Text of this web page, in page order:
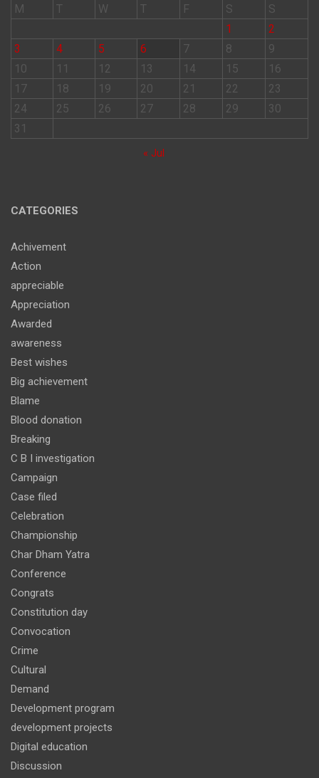
M T W T F S
S
1
2
3
4 5 6 7 8
9
10
11 12 13 14 15
16
17
18 19 20 21 22
23
24
25 26 27 28 29
30
31
« Jul
CATEGORIES
Achivement
Action
appreciable
Appreciation
Awarded
awareness
Best wishes
Big achievement
Blame
Blood donation
Breaking
C B I investigation
Campaign
Case filed
Celebration
Championship
Char Dham Yatra
Conference
Congrats
Constitution day
Convocation
Crime
Cultural
Demand
Development program
development projects
Digital education
Discussion